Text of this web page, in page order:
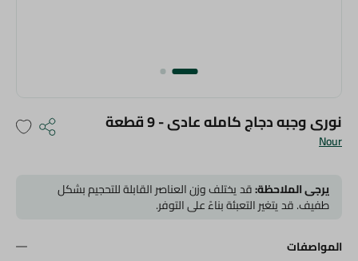
Nour
نورى وجبه دجاج كامله عادى - 9 قطعة
يرجى الملاحظة:قد يختلف وزن العناصر القابلة للتحجيم بشكل
طفيف. قد يتغير التعبئة بناءً على التوفر.
المواصفات